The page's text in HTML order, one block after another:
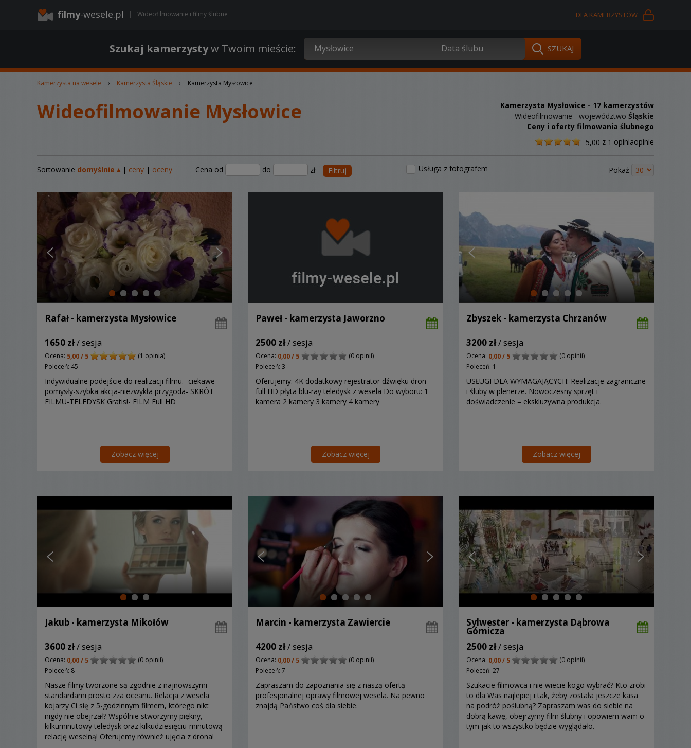
filmy-wesele.pl Wideofilmowanie i filmy ślubne DLA KAMERZYSTÓW
Szukaj kamerzystyw Twoim mieście:
Kamerzysta na wesele › Kamerzysta Śląskie › Kamerzysta Mysłowice
Wideofilmowanie Mysłowice Kamerzysta Mysłowice - 17 kamerzystów
Wideofilmowanie - województwo Śląskie
Ceny i oferty filmowania ślubnego
5,00 /z 1 opiniaopinie
Sortowanie domyślnie ▴| ceny | oceny Cena od do zł Filtruj Usługa z fotografem Pokaż
Rafał - kamerzysta Mysłowice
1650 zł/ sesja
Ocena: 5,00 / 5
(1 opinia)
Poleceń: 45
Indywidualne podejście do realizacji filmu. -ciekawe
pomysły-szybka akcja-niezwykła przygoda- SKRÓT
FILMU-TELEDYSK Gratis!- FILM Full HD
Zobacz więcej
Paweł - kamerzysta Jaworzno
2500 zł/ sesja
Ocena: 0,00 / 5
(0 opinii)
Poleceń: 3
Oferujemy: 4K dodatkowy rejestrator dźwięku dron
full HD płyta blu-ray teledysk z wesela Do wyboru: 1
kamera 2 kamery 3 kamery 4 kamery
Zobacz więcej
Zbyszek - kamerzysta Chrzanów
3200 zł/ sesja
Ocena: 0,00 / 5
(0 opinii)
Poleceń: 1
USŁUGI DLA WYMAGAJĄCYCH: Realizacje zagraniczne
i śluby w plenerze. Nowoczesny sprzęt i
doświadczenie = ekskluzywna produkcja.
Zobacz więcej
Jakub - kamerzysta Mikołów
3600 zł/ sesja
Ocena: 0,00 / 5
(0 opinii)
Poleceń: 8
Nasze filmy tworzone są zgodnie z najnowszymi
standardami prosto zza oceanu. Relacja z wesela
kojarzy Ci się z 5-godzinnym filmem, którego nikt
nigdy nie obejrzał? Wspólnie stworzymy piękny,
kilkuminutowy teledysk oraz kilkudziesięciu-minutową
relację weselną! Oferujemy również ujęcia z drona!
Marcin - kamerzysta Zawiercie
4200 zł/ sesja
Ocena: 0,00 / 5
(0 opinii)
Poleceń: 7
Zapraszam do zapoznania się z naszą ofertą
profesjonalnej oprawy filmowej wesela. Na pewno
znajdą Państwo coś dla siebie.
Sylwester - kamerzysta Dąbrowa
Górnicza
2500 zł/ sesja
Ocena: 0,00 / 5
(0 opinii)
Poleceń: 27
Szukacie filmowca i nie wiecie kogo wybrać? Kto zrobi
to dla Was najlepiej i tak, żeby została jeszcze kasa
na podróż poślubną? Zapraszam was do siebie na
dobrą kawę, obejrzymy film ślubny i opowiem wam o
tym jak to wszystko będzie wyglądało.